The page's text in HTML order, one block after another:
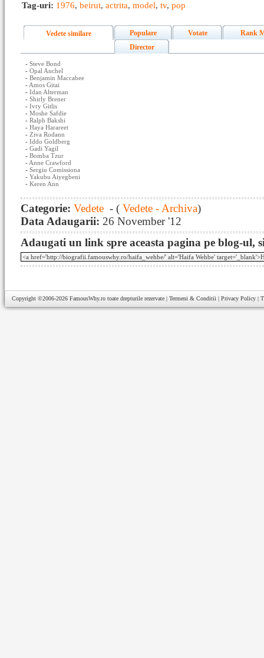
Tag-uri: 1976, beirut, actrita, model, tv, pop
Vedete similare Populare Votate
Rank
Director
- Steve Bond
- Opal Anchel
- Benjamin Maccabee
- Amos Gitai
- Idan Alterman
- Shirly Brener
- Ivry Gitlis
- Moshe Safdie
- Ralph Bakshi
- Haya Harareet
- Ziva Rodann
- Iddo Goldberg
- Gadi Yagil
- Bomba Tzur
- Anne Crawford
- Sergiu Comissiona
- Yakubu Aiyegbeni
- Keren Ann
Categorie: Vedete - ( Vedete - Archiva)
Data Adaugarii: 26 November '12
Adaugati un link spre aceasta pagina pe blog-ul,
Copyright ©2006-2026 FamousWhy.ro toate drepturile rezervate | Termeni & Conditii | Privacy Policy |